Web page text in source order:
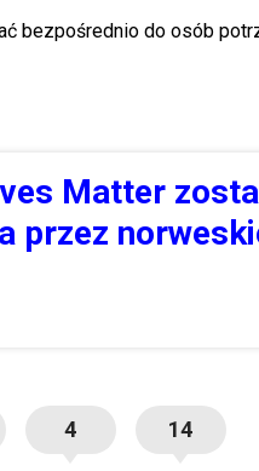
bezpośrednio do osób
Matter
przez
4 14